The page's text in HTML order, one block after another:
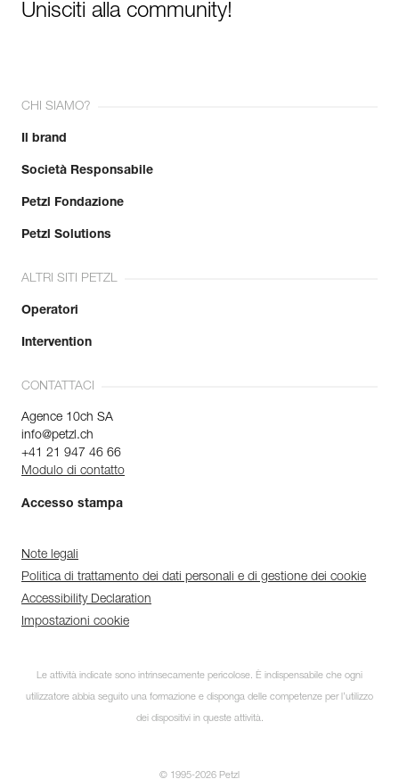
Unisciti alla community!
CHI SIAMO?
Il brand
Società Responsabile
Petzl Fondazione
Petzl Solutions
ALTRI SITI PETZL
Operatori
Intervention
CONTATTACI
Agence 10ch SA
info@petzl.ch
+41 21 947 46 66
Modulo di contatto
Accesso stampa
Note legali
Politica di trattamento dei dati personali e di gestione dei cookie
Accessibility Declaration
Impostazioni cookie
Le attività indicate sono intrinsecamente pericolose. È indispensabile che ogni
utilizzatore abbia seguito una formazione e disponga delle competenze per l’utilizzo
dei dispositivi in queste attività.
© 1995-2026 Petzl